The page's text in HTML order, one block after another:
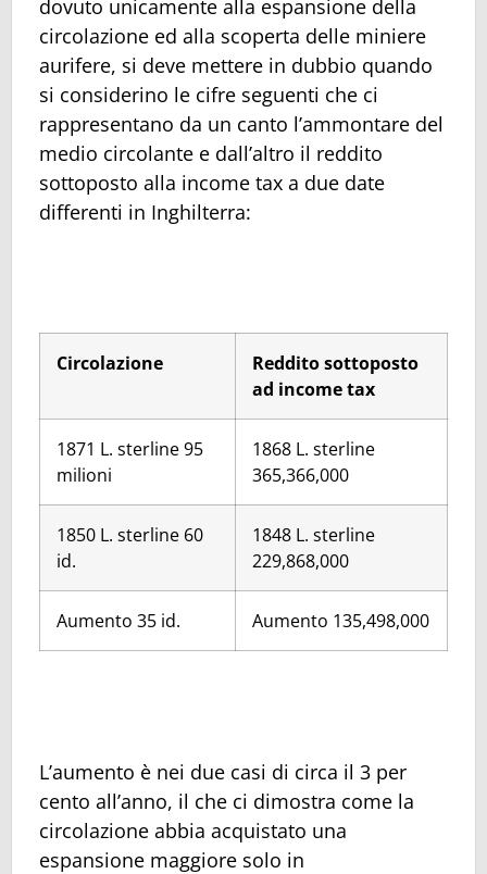
dovuto unicamente alla espansione della
circolazione ed alla scoperta delle miniere
aurifere, si deve mettere in dubbio quando
si considerino le cifre seguenti che ci
rappresentano da un canto l’ammontare del
medio circolante e dall’altro il reddito
sottoposto alla income tax a due date
differenti in Inghilterra:
Circolazione
Reddito sottoposto
ad income tax
1871 L. sterline 95
milioni
1868 L. sterline
365,366,000
1850 L. sterline 60
id.
1848 L. sterline
229,868,000
Aumento 35 id. Aumento 135,498,000
L’aumento è nei due casi di circa il 3 per
cento all’anno, il che ci dimostra come la
circolazione abbia acquistato una
espansione maggiore solo in